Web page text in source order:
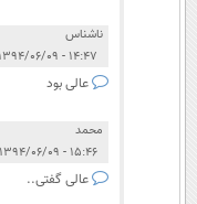
ناشناس
۱۴:۴۷ - ۱۳۹۴/۰۶/۰۹
عالی بود
محمد
۱۵:۴۶ - ۱۳۹۴/۰۶/۰۹
عالی گفتی..